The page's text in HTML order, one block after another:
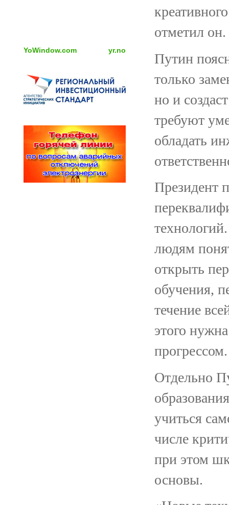
YoWindow.com yr.no
отметил он.
Путин
только
но и
требуют
обладать
Президент
людям
открыть
обучения,
течение
этого
прогрессом.
Отдельно
учиться
числе
при этом
основы.